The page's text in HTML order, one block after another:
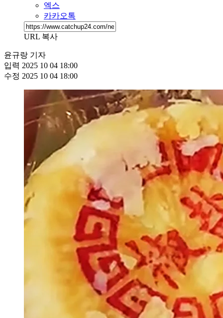
엑스
카카오톡
URL 복사
윤규랑 기자
입력 2025 10 04 18:00
수정 2025 10 04 18:00